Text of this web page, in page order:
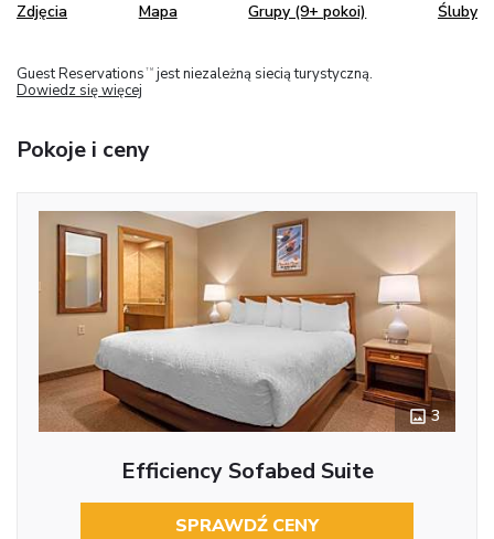
Zdjęcia Mapa Grupy (9+ pokoi) Śluby
Guest Reservations TM jest niezależną siecią turystyczną.
Dowiedz się więcej
Pokoje i ceny
3
Efficiency Sofabed Suite
SPRAWDŹ CENY